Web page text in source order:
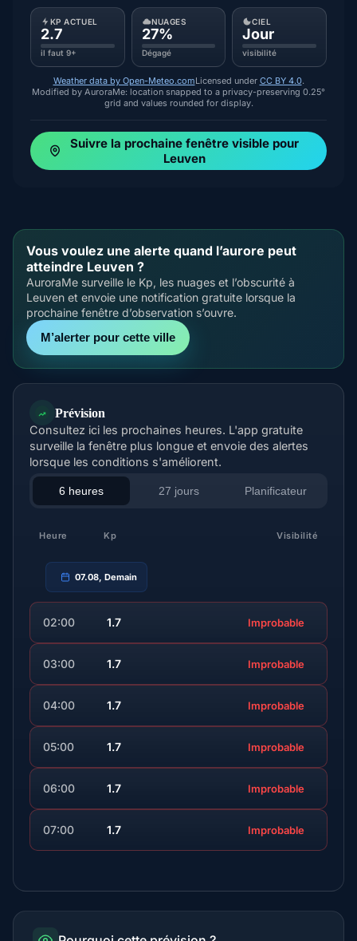
KP ACTUEL
2.7
il faut 9+
NUAGES
27%
Dégagé
CIEL
Jour
visibilité
Weather data by Open-Meteo.comLicensed under CC BY 4.0.
Modified by AuroraMe: location snapped to a privacy-preserving 0.25°
grid and values rounded for display.
Suivre la prochaine fenêtre visible pour
Leuven
Vous voulez une alerte quand l’aurore peut
atteindre Leuven ?
AuroraMe surveille le Kp, les nuages et l’obscurité à
Leuven et envoie une notification gratuite lorsque la
prochaine fenêtre d’observation s’ouvre.
M’alerter pour cette ville
Prévision
Consultez ici les prochaines heures. L'app gratuite
surveille la fenêtre plus longue et envoie des alertes
lorsque les conditions s'améliorent.
6 heures 27 jours Planificateur
Heure Kp Visibilité
07.08, Demain
02:00 1.7 Improbable
03:00 1.7 Improbable
04:00 1.7 Improbable
05:00 1.7 Improbable
06:00 1.7 Improbable
07:00 1.7 Improbable